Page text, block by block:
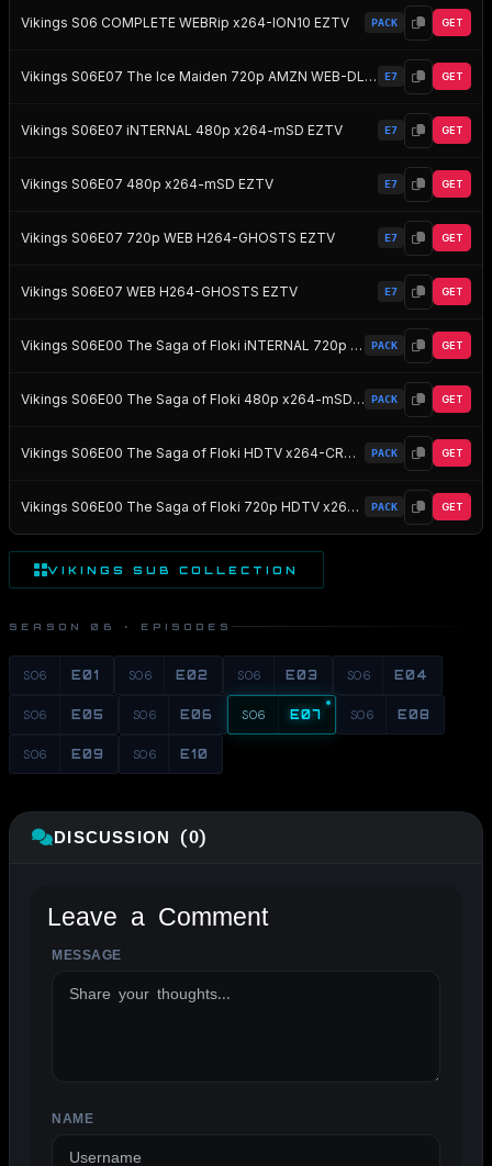
Vikings S06 COMPLETE WEBRip x264-ION10 EZTV PACK GET
Vikings S06E07 The Ice Maiden 720p AMZN WEB-DL DDP5 1 H 264-NTb EZTV E7 GET
Vikings S06E07 iNTERNAL 480p x264-mSD EZTV E7 GET
Vikings S06E07 480p x264-mSD EZTV E7 GET
Vikings S06E07 720p WEB H264-GHOSTS EZTV E7 GET
Vikings S06E07 WEB H264-GHOSTS EZTV E7 GET
Vikings S06E00 The Saga of Floki iNTERNAL 720p WEB h264-HILLARY EZTV PACK GET
Vikings S06E00 The Saga of Floki 480p x264-mSD EZTV PACK GET
Vikings S06E00 The Saga of Floki HDTV x264-CROOKS EZTV PACK GET
Vikings S06E00 The Saga of Floki 720p HDTV x264-CROOKS EZTV PACK GET
VIKINGS SUB COLLECTION
SEASON 06 · EPISODES
S06 E01 S06 E02 S06 E03 S06 E04
S06 E05 S06 E06 S06 E07 S06 E08
S06 E09 S06 E10
DISCUSSION (0)
Leave a Comment
MESSAGE
NAME
ALTERNATIVE: